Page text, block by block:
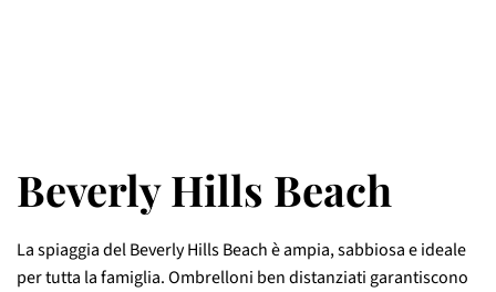
Beverly Hills Beach
La spiaggia del Beverly Hills Beach è ampia, sabbiosa e ideale
per tutta la famiglia. Ombrelloni ben distanziati garantiscono